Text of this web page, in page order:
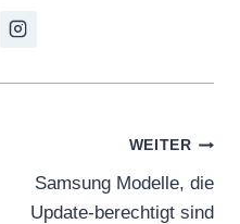
WEITER
Samsung Modelle, die
Update-berechtigt sind